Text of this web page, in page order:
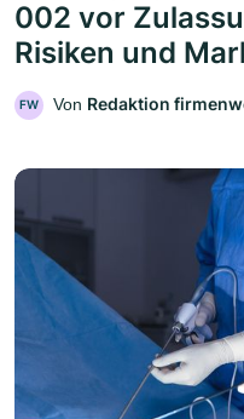
002 vor
Risiken und
FW Von Redaktion